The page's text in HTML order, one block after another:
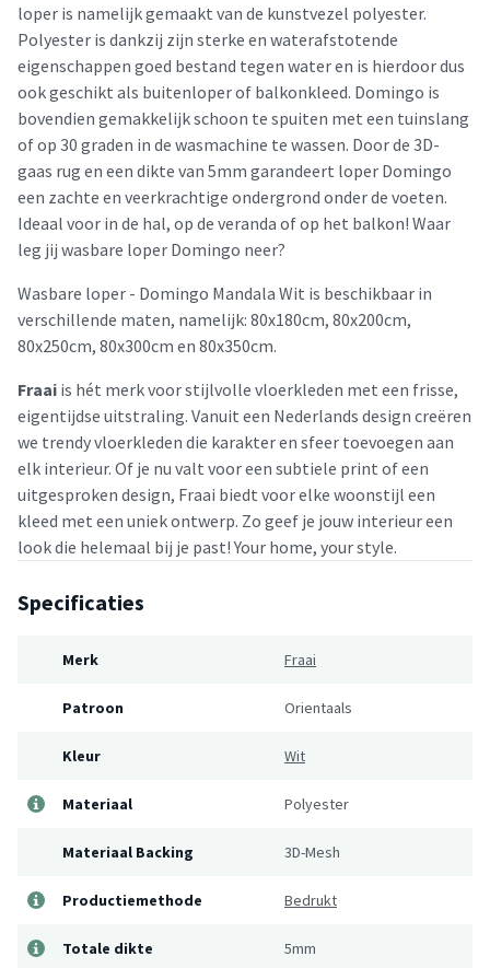
loper is namelijk gemaakt van de kunstvezel polyester.
Polyester is dankzij zijn sterke en waterafstotende
eigenschappen goed bestand tegen water en is hierdoor dus
ook geschikt als buitenloper of balkonkleed. Domingo is
bovendien gemakkelijk schoon te spuiten met een tuinslang
of op 30 graden in de wasmachine te wassen. Door de 3D-
gaas rug en een dikte van 5mm garandeert loper Domingo
een zachte en veerkrachtige ondergrond onder de voeten.
Ideaal voor in de hal, op de veranda of op het balkon! Waar
leg jij wasbare loper Domingo neer?
Wasbare loper - Domingo Mandala Wit is beschikbaar in
verschillende maten, namelijk: 80x180cm, 80x200cm,
80x250cm, 80x300cm en 80x350cm.
Fraai is hét merk voor stijlvolle vloerkleden met een frisse,
eigentijdse uitstraling. Vanuit een Nederlands design creëren
we trendy vloerkleden die karakter en sfeer toevoegen aan
elk interieur. Of je nu valt voor een subtiele print of een
uitgesproken design, Fraai biedt voor elke woonstijl een
kleed met een uniek ontwerp. Zo geef je jouw interieur een
look die helemaal bij je past! Your home, your style.
Specificaties
Merk Fraai
Patroon Orientaals
Kleur Wit
Materiaal Polyester
Materiaal Backing 3D-Mesh
Productiemethode Bedrukt
Totale dikte 5mm